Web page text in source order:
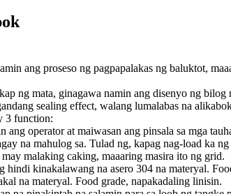
ang proseso ng pagpapalakas ng baluktot,
ng mata, ginagawa namin ang disenyo ng
sealing effect, walang lumalabas na
3 function:
ang operator at maiwasan ang pinsala sa mga
na mahulog sa. Tulad ng, kapag nag-load ka
malaking caking, maaaring masira ito ng grid.
hindi kinakalawang na asero 304 na materyal.
na materyal. Food grade, napakadaling linisin.